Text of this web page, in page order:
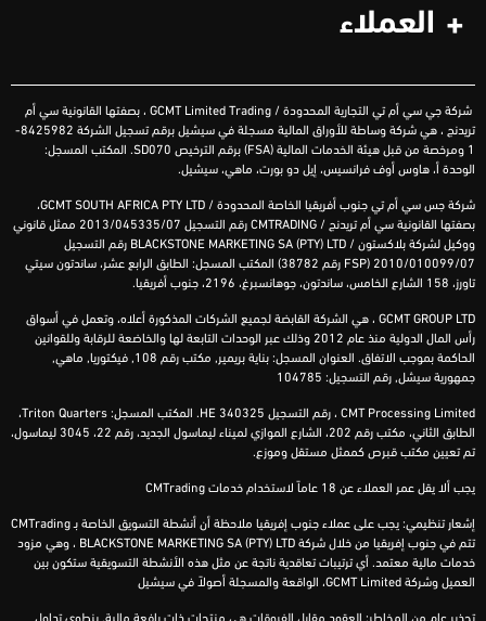
العملاء
شركة جي سي أم تي التجارية المحدودة / GCMT Limited Trading ،
بصفتها القانونية سي أم
تريدنج ، هي شركة وساطة للأوراق المالية مسجلة في سيشيل برقم تسجيل الشركة 8425982-
1 ومرخصة من قبل هيئة الخدمات المالية (
FSA) برقم الترخيص SD070. المكتب المسجل:
الوحدة أ، هاوس أوف فرانسيس، إيل دو بورت، ماهي، سيشيل.
شركة جس سي أم تي جنوب أفريقيا الخاصة المحدودة / GCMT SOUTH AFRICA PTY LTD
،
بصفتها القانونية سي أمتريدنج /
CMTRADING
رقم التسجيل 2013/045335/07 ممثل قانوني
ووكيل لشركة بلاكستون /
BLACKSTONE MARKETING SA (PTY) LTD رقم التسجيل
2010/010099/07 (
FSP رقم 38782) المكتب المسجل: الطابق الرابع عشر، ساندتون سيتي
تاورز، 158 الشارع الخامس، ساندتون، جوهانسبرغ، 2196، جنوب أفريقيا.
GCMT GROUP LTD ، هي الشركة القابضة لجميع الشركات المذكورة أعلاه، وتعمل في أسواق
رأس المال الدولية منذ عام 2012 وذلك عبر الوحدات التابعة لها والخاضعة للرقابة وللقوانين
الحاكمة بموجب الاتفاق. العنوان المسجل: بناية بريمير, مكتب رقم 108, فيكتوريا, ماهي,
جمهورية سيشل, رقم التسجيل: 104785
CMT Processing Limited ، رقم التسجيل HE 340325. المكتب المسجل: Triton Quarters،
الطابق الثاني، مكتب رقم 202، الشارع الموازي لميناء ليماسول الجديد، رقم 22، 3045 ليماسول،
تم تعيين مكتب قبرص كممثل مستقل وموزع.
يجب ألا يقل عمر العملاء عن 18 عاماً لاستخدام خدمات CMTrading
إشعار تنظيمي: يجب على عملاء جنوب إفريقيا ملاحظة أن أنشطة التسويق الخاصة بـ CMTrading
تتم في جنوب إفريقيا من خلال شركة BLACKSTONE MARKETING SA (PTY) LTD ، وهي مزود
خدمات مالية معتمد. أي ترتيبات تعاقدية ناتجة عن مثل هذه الأنشطة التسويقية ستكون بين
العميل وشركة GCMT Limited، الواقعة والمسجلة أصولاً في سيشيل